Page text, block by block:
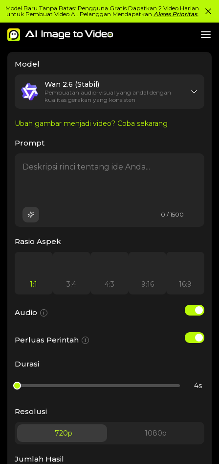
Model Baru Tanpa Batas: Pengguna Gratis Dapatkan 2 Video Harian
untuk Pembuat Video AI. Pelanggan Mendapatkan Akses Prioritas.
Model
Wan 2.6 (Stabil)
Pembuatan audio-visual yang andal dengan
kualitas gerakan yang konsisten
Ubah gambar menjadi video? Coba sekarang
Prompt
0 / 1500
Rasio Aspek
1:1 3:4 4:3 9:16 16:9
Audio i
Perluas Perintah i
Durasi
4s
Resolusi
720p 1080p
Jumlah Hasil